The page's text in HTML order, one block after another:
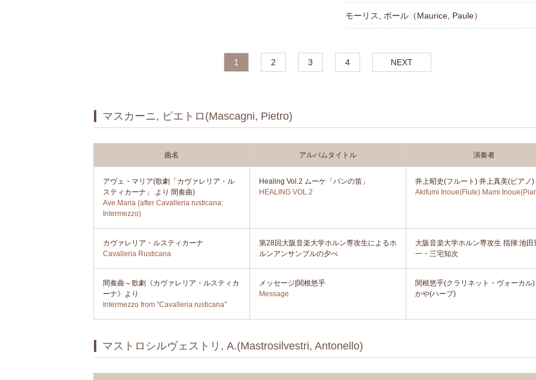
モーリス, ポール（Maurice, Paule）
1 2 3 4 NEXT
マスカーニ, ピエトロ(Mascagni, Pietro)
曲名 アルバムタイトル 演奏者
アヴェ・マリア(歌劇「カヴァレリア・ル
スティカーナ」 より 間奏曲)
Ave Maria (after Cavalleria rusticana:
Intermezzo)
Healing Vol.2 ムーケ「パンの笛」
HEALING VOL.2
井上昭史(フルート) 井上真美(ピアノ)
Akifumi Inoue(Flute) Mami
カヴァレリア・ルスティカーナ
Cavalleria Rusticana
第28回大阪音楽大学ホルン専攻生によるホ
ルンアンサンブルの夕べ
大阪音楽大学ホルン専攻生 指揮:池田
一・三宅知次
間奏曲～歌劇《カヴァレリア・ルスティカ
ーナ》より
Intermezzo from "Cavalleria rusticana"
メッセージ|関根悠乎
Message
関根悠乎(クラリネット・ヴォーカル)
かや(ハープ)
マストロシルヴェストリ, A.(Mastrosilvestri, Antonello)